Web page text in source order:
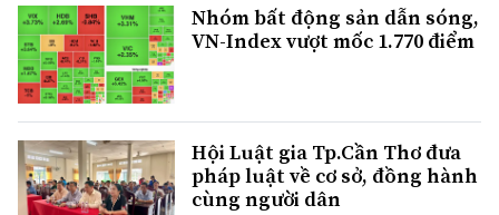
Nhóm bất động sản dẫn sóng,
VN-Index vượt mốc 1.770 điểm
Hội Luật gia Tp.Cần Thơ đưa
pháp luật về cơ sở, đồng hành
cùng người dân